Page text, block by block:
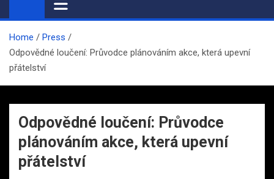
Home
Press
Odpovědné loučení: Průvodce plánováním akce, která upevní
přátelství
Odpovědné loučení: Průvodce
plánováním akce, která upevní
přátelství